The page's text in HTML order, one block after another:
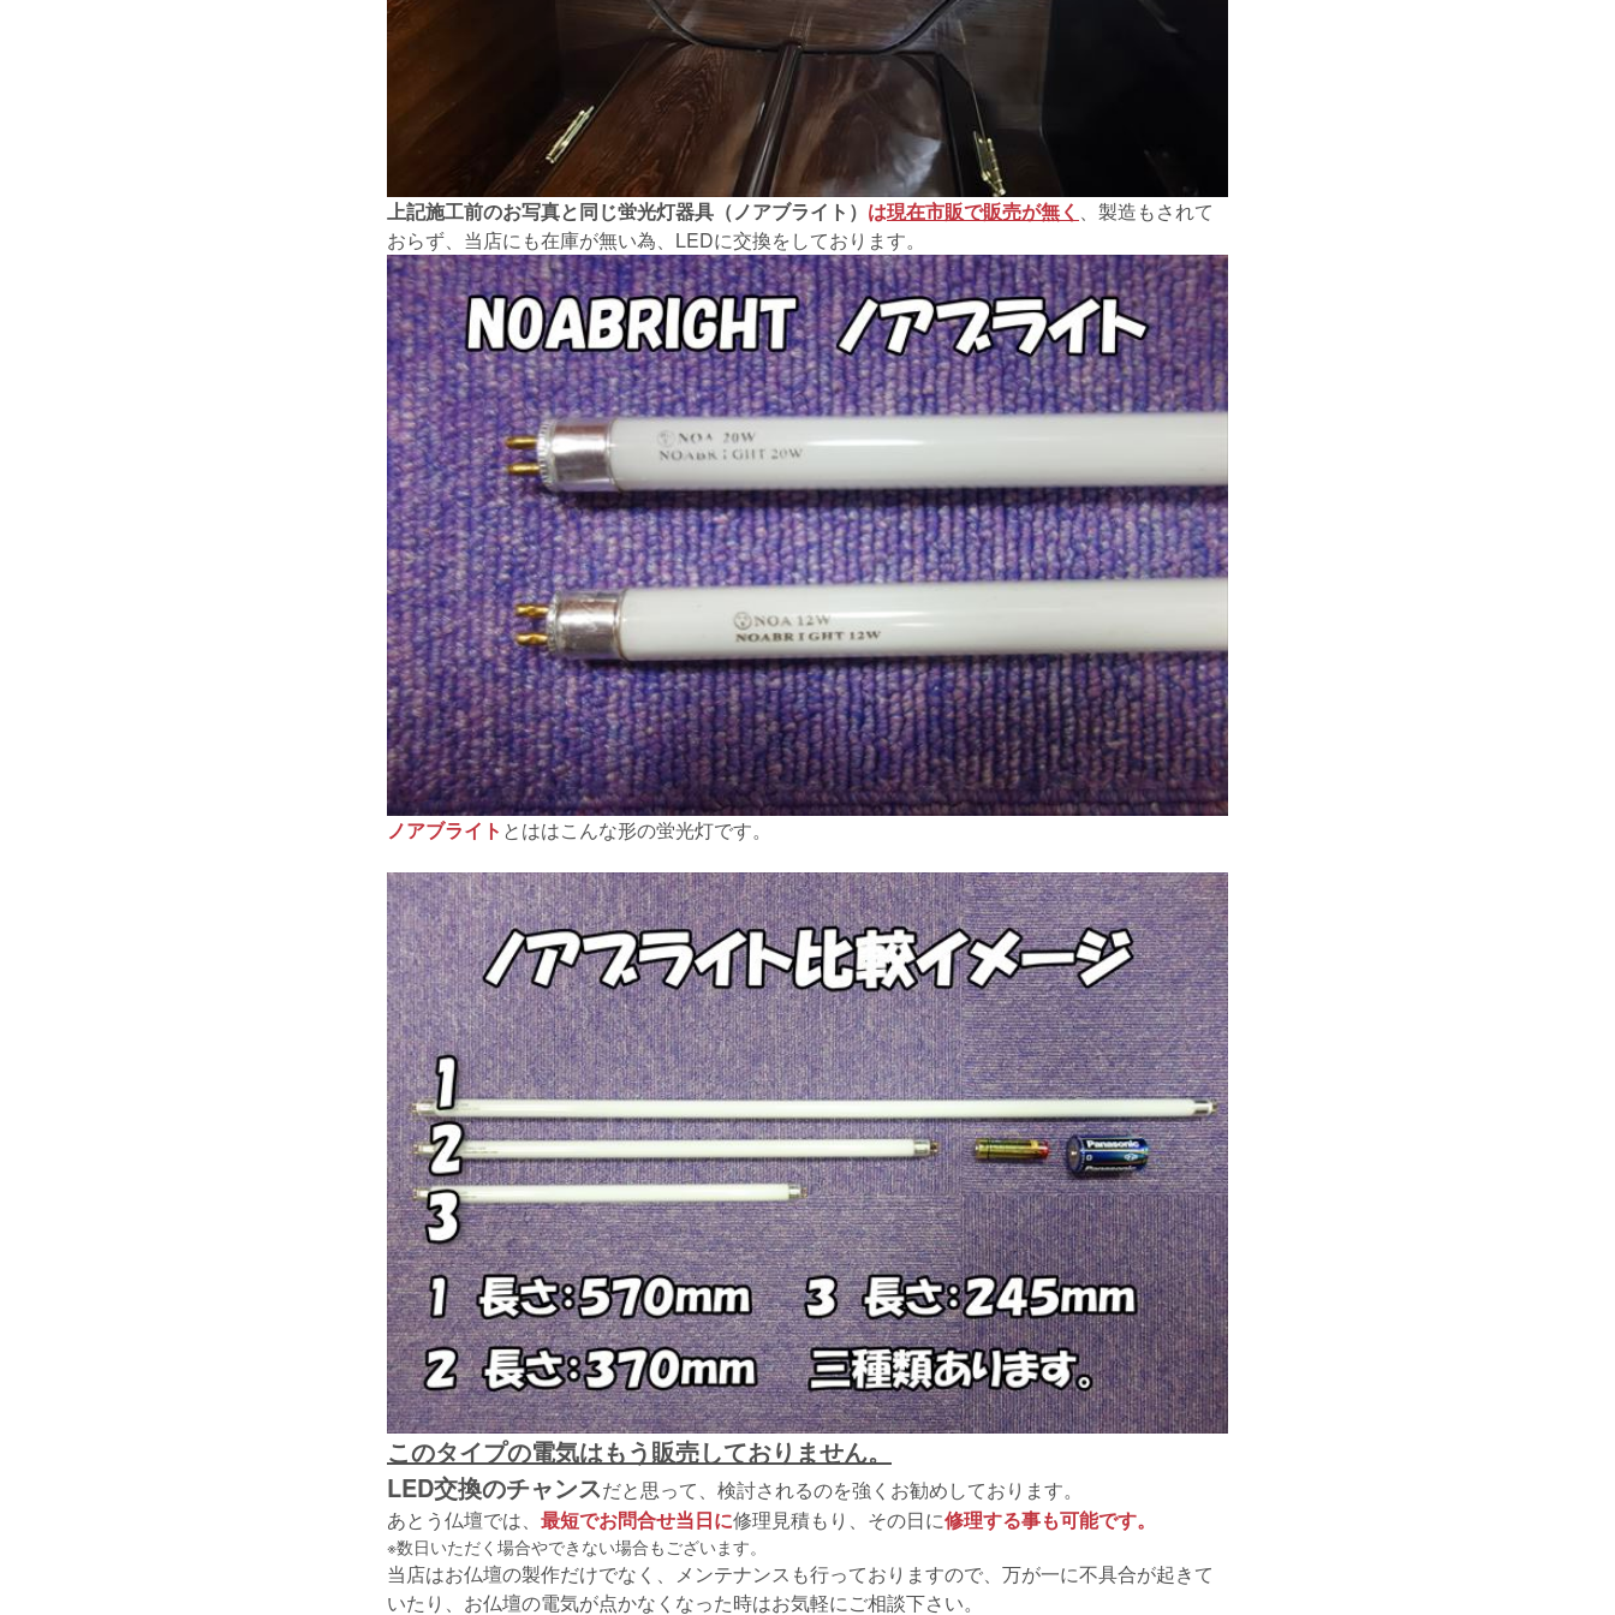
上記施工前のお写真と同じ蛍光灯器具（ノアブライト） は現在市販で販売が無く 、製造もされて
おらず、当店にも在庫が無い為、LEDに交換をしております。
ノアブライト とははこんな形の蛍光灯です。
このタイプの電気はもう販売しておりません。
LED交換のチャンスだと思って、検討されるのを強くお勧めしております。
あとう仏壇では、 最短でお問合せ当日に修理見積もり、その日に修理する事も可能です。
※数日いただく場合やできない場合もございます。
当店はお仏壇の製作だけでなく、メンテナンスも行っておりますので、万が一に不具合が起きて
いたり、お仏壇の電気が点かなくなった時はお気軽にご相談下さい。